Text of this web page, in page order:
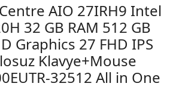
AIO 27IRH9 Intel
32 GB RAM 512 GB
Graphics 27 FHD IPS
Klavye+Mouse
32512 All in One